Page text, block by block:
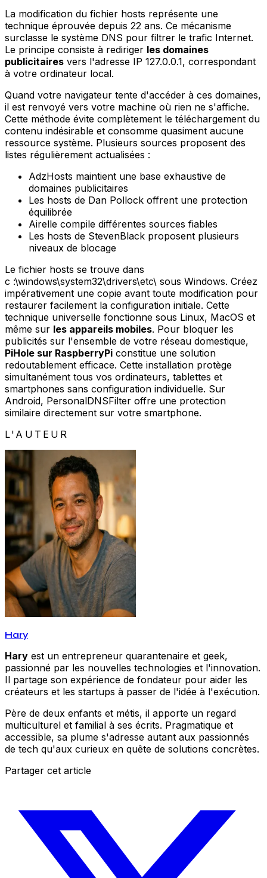
La modification du fichier hosts représente une
technique éprouvée depuis 22 ans. Ce mécanisme
surclasse le système DNS pour filtrer le trafic Internet.
Le principe consiste à rediriger les domaines
publicitaires vers l'adresse IP 127.0.0.1, correspondant
à votre ordinateur local.
Quand votre navigateur tente d'accéder à ces domaines,
il est renvoyé vers votre machine où rien ne s'affiche.
Cette méthode évite complètement le téléchargement du
contenu indésirable et consomme quasiment aucune
ressource système. Plusieurs sources proposent des
listes régulièrement actualisées :
AdzHosts maintient une base exhaustive de
domaines publicitaires
Les hosts de Dan Pollock offrent une protection
équilibrée
Airelle compile différentes sources fiables
Les hosts de StevenBlack proposent plusieurs
niveaux de blocage
Le fichier hosts se trouve dans
c :\windows\system32\drivers\etc\ sous Windows. Créez
impérativement une copie avant toute modification pour
restaurer facilement la configuration initiale. Cette
technique universelle fonctionne sous Linux, MacOS et
même sur les appareils mobiles. Pour bloquer les
publicités sur l'ensemble de votre réseau domestique,
PiHole sur RaspberryPi constitue une solution
redoutablement efficace. Cette installation protège
simultanément tous vos ordinateurs, tablettes et
smartphones sans configuration individuelle. Sur
Android, PersonalDNSFilter offre une protection
similaire directement sur votre smartphone.
L'AUTEUR
Hary
Hary est un entrepreneur quarantenaire et geek,
passionné par les nouvelles technologies et l'innovation.
Il partage son expérience de fondateur pour aider les
créateurs et les startups à passer de l'idée à l'exécution.
Père de deux enfants et métis, il apporte un regard
multiculturel et familial à ses écrits. Pragmatique et
accessible, sa plume s'adresse autant aux passionnés
de tech qu'aux curieux en quête de solutions concrètes.
Partager cet article